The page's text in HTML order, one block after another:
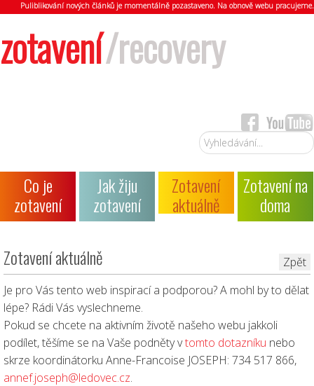
Puliblikování nových článků je momentálně pozastaveno. Na obnově webu pracujeme.
zotavení/recovery
Vyhledávání...
Co je
zotavení
Jak žiju
zotavení
Zotavení
aktuálně
Zotavení na
doma
Zotavení aktuálně
Zpět
Je pro Vás tento web inspirací a podporou? A mohl by to dělat
lépe? Rádi Vás vyslechneme.
Pokud se chcete na aktivním životě našeho webu jakkoli
podílet, těšíme se na Vaše podněty vtomto dotazníku nebo
skrze koordinátorku Anne-Francoise JOSEPH: 734 517 866,
annef.joseph@ledovec.cz.